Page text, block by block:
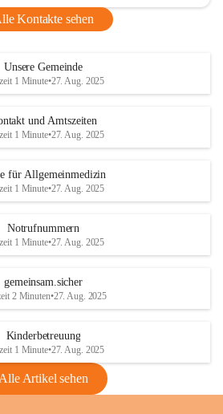
Kontakte sehen
Unsere Gemeinde
1 Minute•27. Aug. 2025
und Amtszeiten
1 Minute•27. Aug. 2025
für Allgemeinmedizin
1 Minute•27. Aug. 2025
Notrufnummern
1 Minute•27. Aug. 2025
gemeinsam.sicher
2 Minuten•27. Aug. 2025
Kinderbetreuung
1 Minute•27. Aug. 2025
Alle Artikel sehen